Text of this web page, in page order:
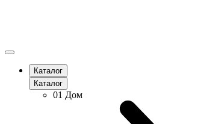
Каталог
Каталог
01 Дом